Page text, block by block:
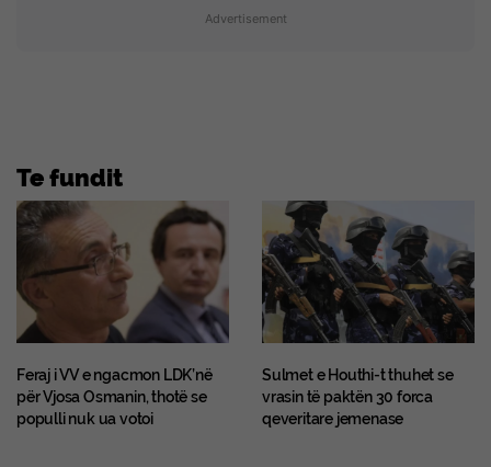
Advertisement
Te fundit
Feraj i VV e ngacmon LDK’në
për Vjosa Osmanin, thotë se
populli nuk ua votoi
Sulmet e Houthi-t thuhet se
vrasin të paktën 30 forca
qeveritare jemenase